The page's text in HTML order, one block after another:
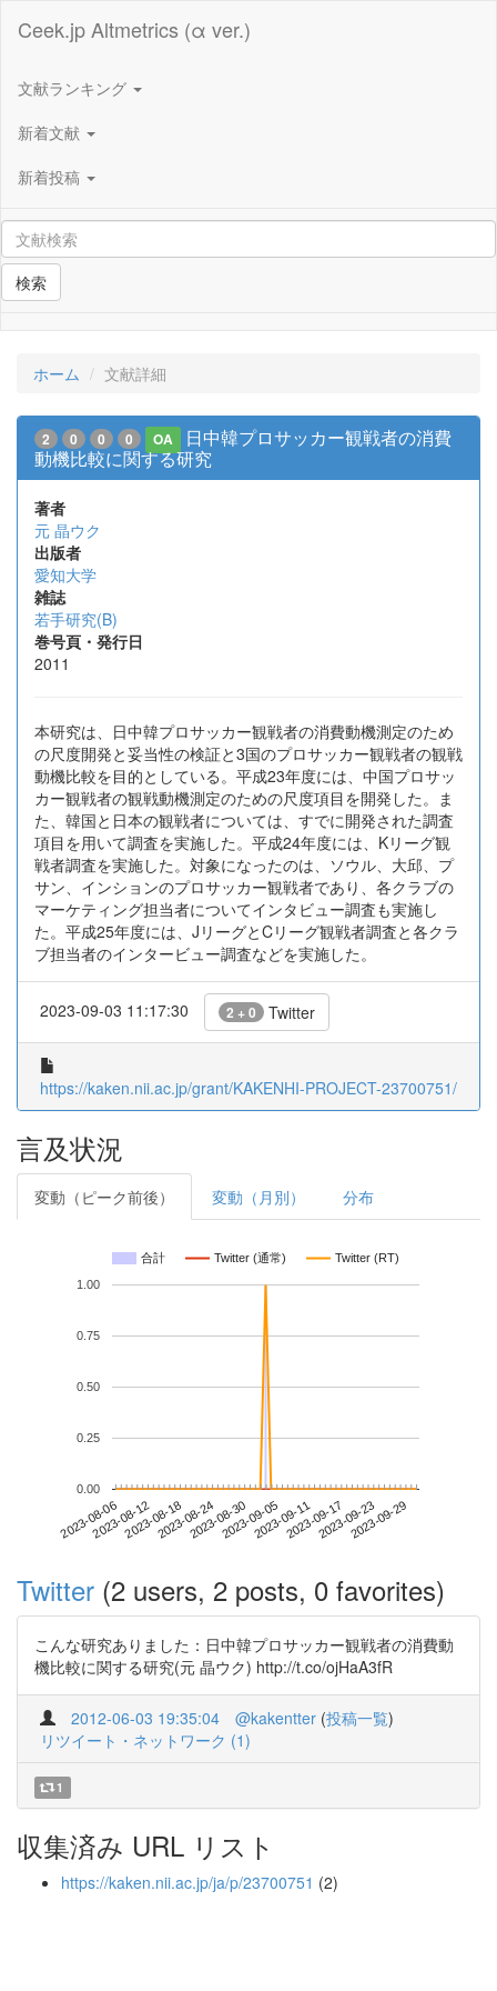
Ceek.jp Altmetrics (α ver.)
文献ランキング
新着文献
新着投稿
検索
ホーム 文献詳細
2 0 0 0 OA
日中韓プロサッカー観戦者の消費
動機比較に関する研究
著者
元 晶ウク
出版者
愛知大学
雑誌
若手研究(B)
巻号頁・発行日
2011
本研究は、日中韓プロサッカー観戦者の消費動機測定のため
の尺度開発と妥当性の検証と3国のプロサッカー観戦者の観戦
動機比較を目的としている。平成23年度には、中国プロサッ
カー観戦者の観戦動機測定のための尺度項目を開発した。ま
た、韓国と日本の観戦者については、すでに開発された調査
項目を用いて調査を実施した。平成24年度には、Kリーグ観
戦者調査を実施した。対象になったのは、ソウル、大邱、プ
サン、インションのプロサッカー観戦者であり、各クラブの
マーケティング担当者についてインタビュー調査も実施し
た。平成25年度には、JリーグとCリーグ観戦者調査と各クラ
ブ担当者のインタービュー調査などを実施した。
2023-09-03 11:17:30 2 + 0 Twitter
https://kaken.nii.ac.jp/grant/KAKENHI-PROJECT-23700751/
言及状況
変動（ピーク前後） 変動（月別） 分布
合計 Twitter (通常) Twitter (RT)
2023-08-062023-08-122023-08-182023-08-242023-08-302023-09-052023-09-112023-09-172023-09-232023-09-29
0.00
0.25
0.50
0.75
1.00
Twitter (2 users, 2 posts, 0 favorites)
こんな研究ありました：日中韓プロサッカー観戦者の消費動
機比較に関する研究(元 晶ウク) http://t.co/ojHaA3fR
2012-06-03 19:35:04 @kakentter (投稿一覧)
リツイート・ネットワーク (1)
1
収集済み URL リスト
https://kaken.nii.ac.jp/ja/p/23700751 (2)